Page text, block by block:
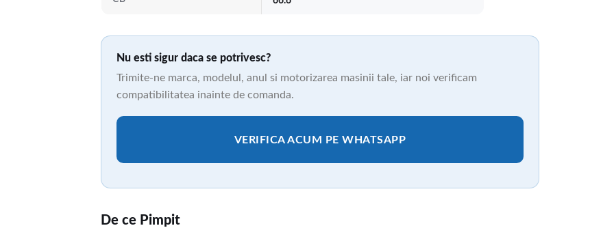
Nu esti sigur daca se potrivesc?
Trimite-ne marca, modelul, anul si motorizarea masinii tale, iar noi verificam
compatibilitatea inainte de comanda.
VERIFICA ACUM PE WHATSAPP
De ce Pimpit